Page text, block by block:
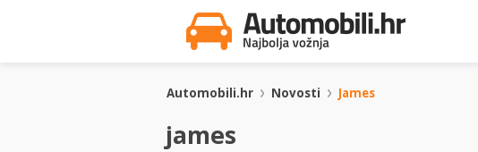
Automobili.hr Novosti James
james